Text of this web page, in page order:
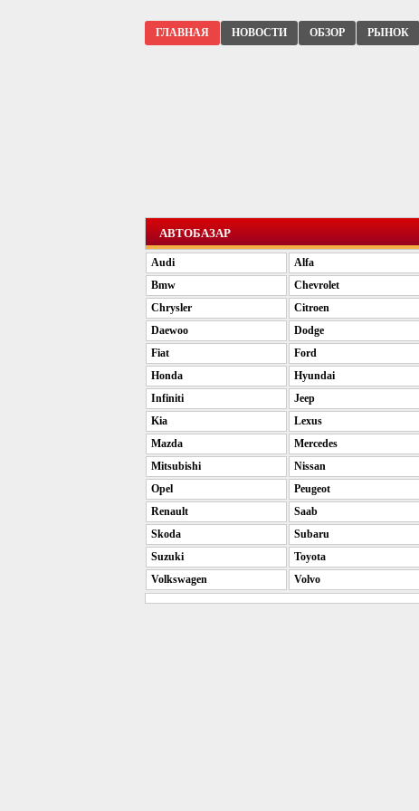
ГЛАВНАЯ НОВОСТИ ОБЗОР РЫНОК
АВТОБАЗАР
Audi
Alfa
Bmw
Chevrolet
Chrysler
Citroen
Daewoo
Dodge
Fiat
Ford
Honda
Hyundai
Infiniti
Jeep
Kia
Lexus
Mazda
Mercedes
Mitsubishi
Nissan
Opel
Peugeot
Renault
Saab
Skoda
Subaru
Suzuki
Toyota
Volkswagen
Volvo